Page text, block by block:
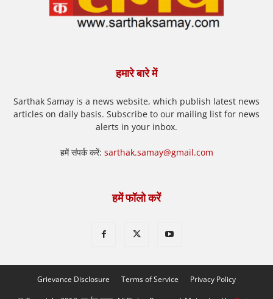
हमारे बारे में
Sarthak Samay is a news website, which publish latest news
articles on daily basis. Subscribe to our mailing list for news
alerts in your inbox.
हमें संपर्क करें: sarthak.samay@gmail.com
हमें फॉलो करें
Grievance Disclosure Terms of Service Privacy Policy